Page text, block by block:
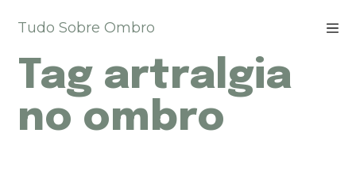
u
a
Tudo Sobre Ombro
Tag artralgia
no ombro